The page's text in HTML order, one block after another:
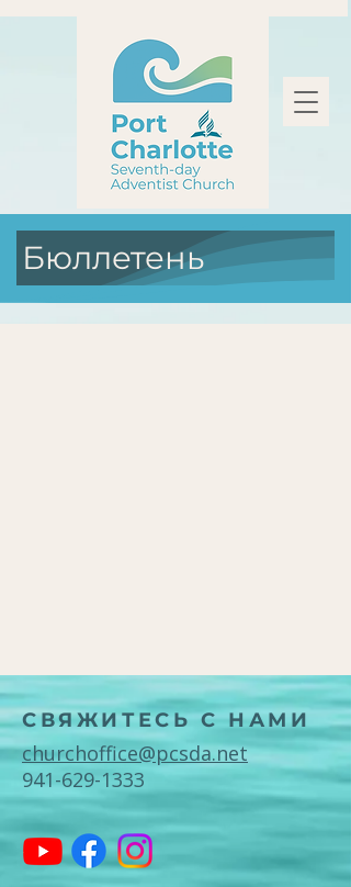
Бюллетень
СВЯЖИТЕСЬ С НАМИ
churchoffice@pcsda.net
941-629-1333